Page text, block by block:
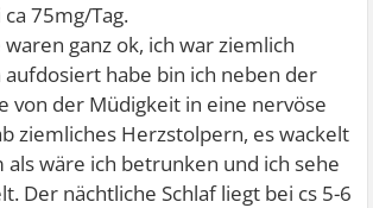
75mg/Tag.
ganz ok, ich war ziemlich
aufdosiert habe bin ich neben der
von der Müdigkeit in eine nervöse
ziemliches Herzstolpern, es wackelt
wäre ich betrunken und ich sehe
Der nächtliche Schlaf liegt bei cs 5-6